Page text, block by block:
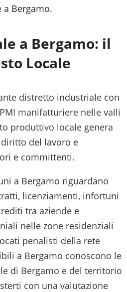
a Bergamo.
a Bergamo: il
Locale
distretto industriale con
manifatturiere nelle valli
produttivo locale genera
del lavoro e
e committenti.
a Bergamo riguardano
licenziamenti, infortuni
tra aziende e
nelle zone residenziali
penalisti della rete
a Bergamo conoscono le
di Bergamo e del territorio
con una valutazione